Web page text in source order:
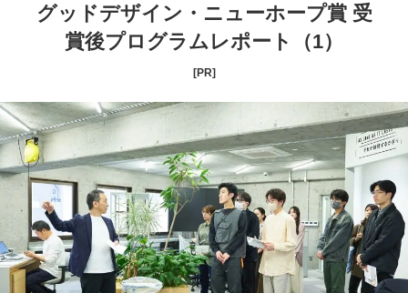
COLUMN
コラム
グッドデザイン・ニューホープ賞 受
賞後プログラムレポート（1）
[PR]